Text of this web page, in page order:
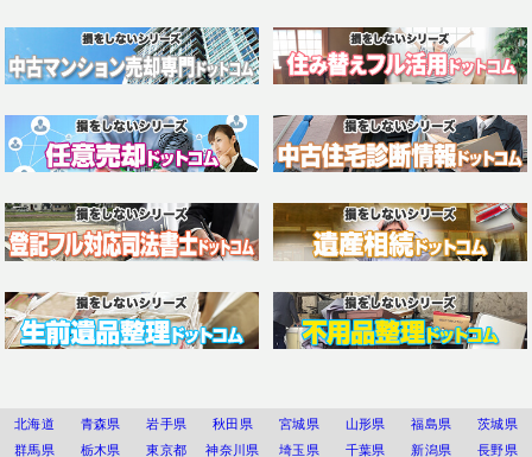
北海道 青森県 岩手県 秋田県 宮城県 山形県 福島県
茨城県
群馬県
栃木県 東京都 神奈川県 埼玉県 千葉県 新潟県
長野県